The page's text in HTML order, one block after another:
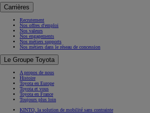
Carrières
Recrutement
Nos offres d'emploi
Nos valeurs
Nos engagements
Nos métiers supports
Nos métiers dans le réseau de concession
Le Groupe Toyota
A propos de nous
Histoire
Toyota en Europe
Toyota et vous
Toyota en France
Toujours plus loin
KINTO, la solution de mobilité sans contrainte